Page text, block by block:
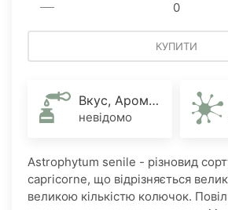
КУПИТИ
Вкус, Аромат
невідомо
Astrophytum senile - різновид
capricorne, що відрізняється
великою кількістю колючок.